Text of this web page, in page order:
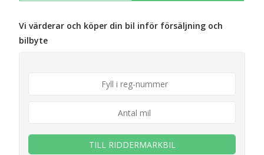
Vi värderar och köper din bil inför försäljning och
bilbyte
TILL RIDDERMARKBIL